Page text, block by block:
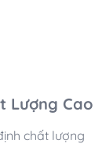
Lượng Cao
chất lượng